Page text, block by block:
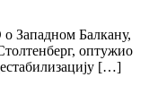
Западном Балкану,
оптужио
[…]